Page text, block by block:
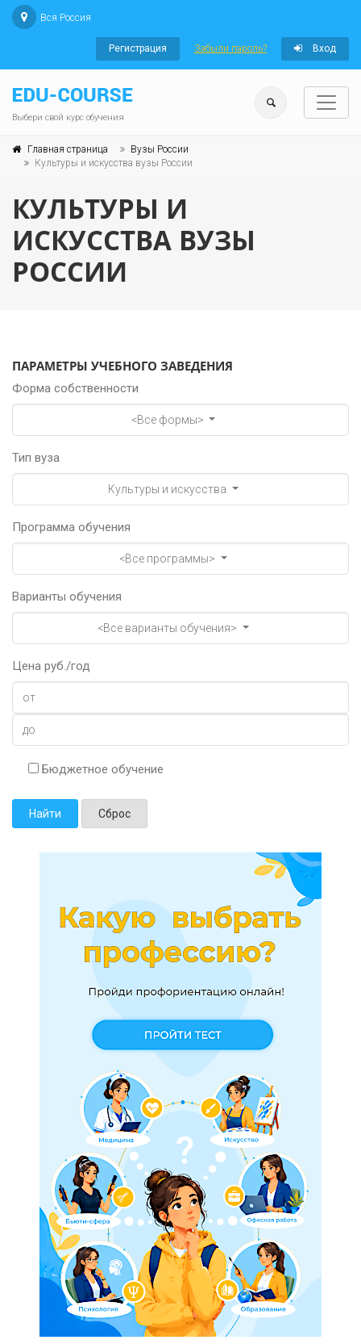
Вся Россия
Регистрация Забыли пароль? Вход
Выбери свой курс обучения
Главная страница
Вузы России
Культуры и искусства вузы России
КУЛЬТУРЫ И
ИСКУССТВА ВУЗЫ
РОССИИ
ПАРАМЕТРЫ УЧЕБНОГО ЗАВЕДЕНИЯ
Форма собственности
<Все формы>
Тип вуза
Культуры и искусства
Программа обучения
<Все программы>
Варианты обучения
<Все варианты обучения>
Цена руб./год
Бюджетное обучение
Найти Сброс